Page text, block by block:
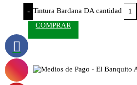
- Tintura Bardana DA cantidad
COMPRAR